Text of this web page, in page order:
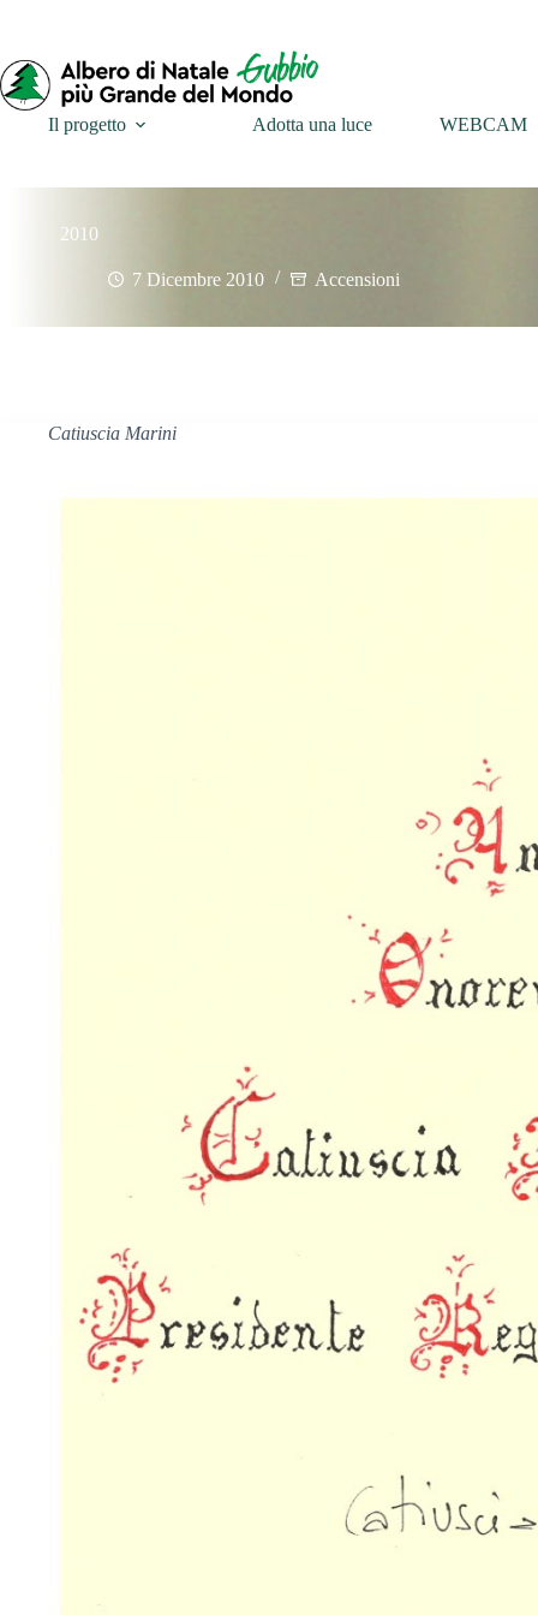
Il progetto Adotta una luce WEBCAM
2010
7 Dicembre 2010 Accensioni
Catiuscia Marini